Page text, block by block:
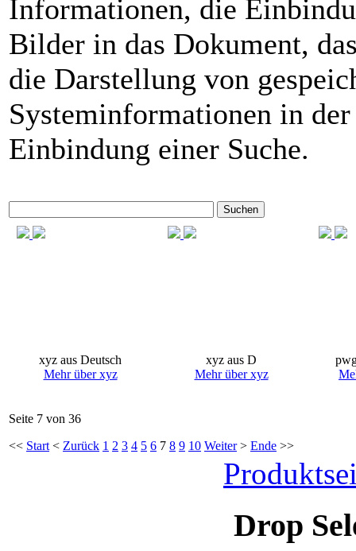
Informationen, die
Bilder in das Dokument,
die Darstellung von
Systeminformationen in
Einbindung einer Suche.
Suchen
xyz aus Deutsch
Mehr über xyz
xyz aus D
Mehr über xyz
Seite 7 von 36
<< Start < Zurück 1 2 3 4 5 6 7 8 9 10 Weiter> Ende >>
Drop